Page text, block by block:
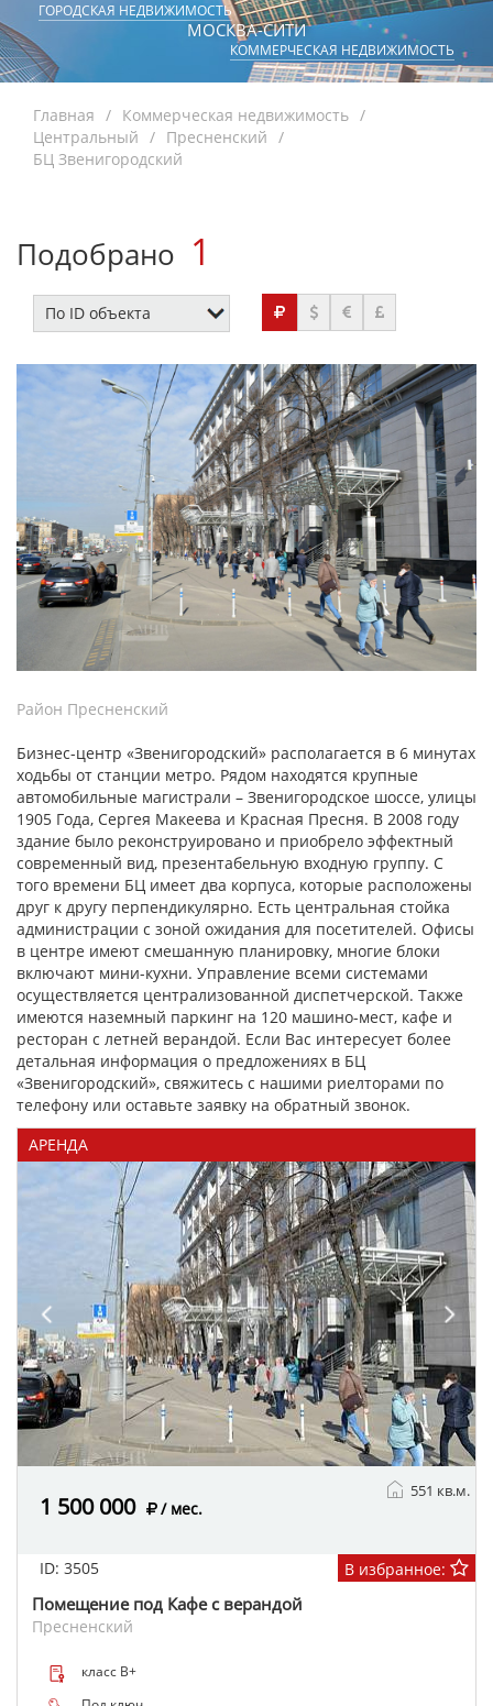
ГОРОДСКАЯ НЕДВИЖИМОСТЬ
МОСКВА-СИТИ
КОММЕРЧЕСКАЯ НЕДВИЖИМОСТЬ
Главная
Коммерческая недвижимость
Центральный
Пресненский
БЦ Звенигородский
Подобрано 1
Район Пресненский
Бизнес-центр «Звенигородский» располагается в 6 минутах
ходьбы от станции метро. Рядом находятся крупные
автомобильные магистрали – Звенигородское шоссе, улицы
1905 Года, Сергея Макеева и Красная Пресня. В 2008 году
здание было реконструировано и приобрело эффектный
современный вид, презентабельную входную группу. С
того времени БЦ имеет два корпуса, которые расположены
друг к другу перпендикулярно. Есть центральная стойка
администрации с зоной ожидания для посетителей. Офисы
в центре имеют смешанную планировку, многие блоки
включают мини-кухни. Управление всеми системами
осуществляется централизованной диспетчерской. Также
имеются наземный паркинг на 120 машино-мест, кафе и
ресторан с летней верандой. Если Вас интересует более
детальная информация о предложениях в БЦ
«Звенигородский», свяжитесь с нашими риелторами по
телефону или оставьте заявку на обратный звонок.
АРЕНДА
1 500 000 / мес.
551 кв.м.
Помещение под Кафе с верандой
Пресненский
ID: 3505 В избранное:
класс B+